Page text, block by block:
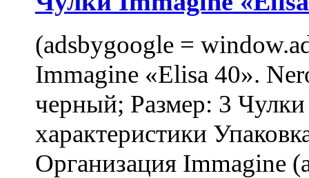
(adsbygoogle =
Immagine «Elisa 40».
черный; Размер: 3
характеристики
Организация Immagine